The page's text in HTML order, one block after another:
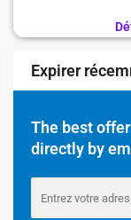
Expirer
The best offer
directly by